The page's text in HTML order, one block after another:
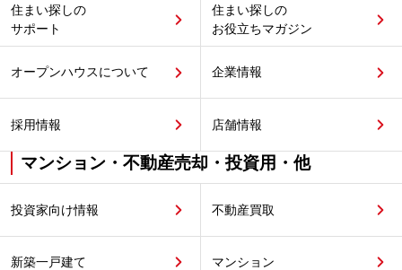
住まい探しの
サポート
住まい探しの
お役立ちマガジン
オープンハウスについて 企業情報
採用情報 店舗情報
マンション・不動産売却・投資用・他
投資家向け情報 不動産買取
新築一戸建て マンション